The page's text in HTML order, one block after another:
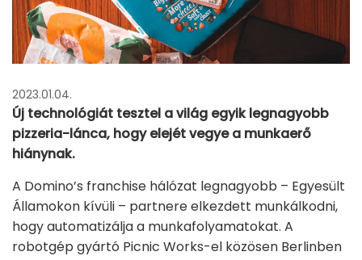
2023.01.04.
Új technológiát tesztel a világ egyik legnagyobb
pizzeria-lánca, hogy elejét vegye a munkaerő
hiánynak.
A Domino’s franchise hálózat legnagyobb – Egyesült
Államokon kívüli – partnere elkezdett munkálkodni,
hogy automatizálja a munkafolyamatokat. A
robotgép gyártó Picnic Works-el közösen Berlinben